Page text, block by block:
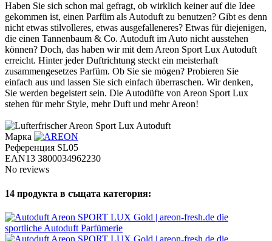
Haben Sie sich schon mal gefragt, ob wirklich keiner auf die Idee
gekommen ist, einen Parfüm als Autoduft zu benutzen? Gibt es denn
nicht etwas stilvolleres, etwas ausgefalleneres? Etwas für diejenigen,
die einen Tannenbaum & Co. Autoduft im Auto nicht ausstehen
können? Doch, das haben wir mit dem Areon Sport Lux Autoduft
erreicht. Hinter jeder Duftrichtung steckt ein meisterhaft
zusammengesetzes Parfüm. Ob Sie sie mögen? Probieren Sie
einfach aus und lassen Sie sich einfach überraschen. Wir denken,
Sie werden begeistert sein. Die Autodüfte von Areon Sport Lux
stehen für mehr Style, mehr Duft und mehr Areon!
Марка
Референция SL05
EAN13 3800034962230
No reviews
14 продукта в същата категория: